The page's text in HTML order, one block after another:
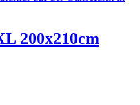
200x210cm